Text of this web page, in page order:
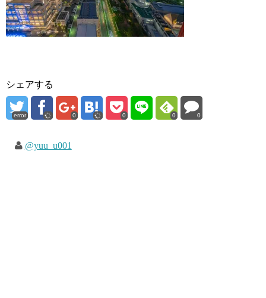
シェアする
error 0 0 0 0
@yuu_u001